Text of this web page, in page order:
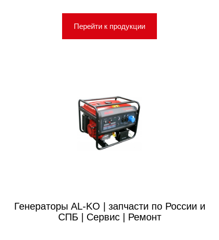
Перейти к продукции
Генераторы AL-KO | запчасти по России и
СПБ | Сервис | Ремонт